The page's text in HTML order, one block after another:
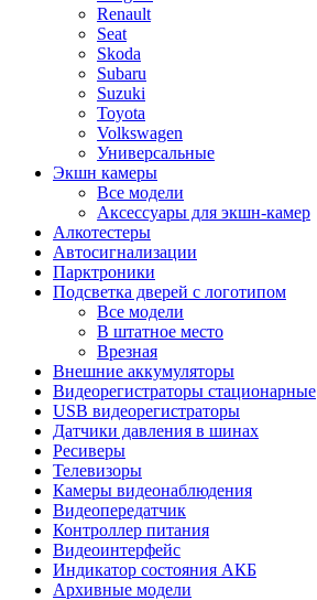
Renault
Seat
Skoda
Subaru
Suzuki
Toyota
Volkswagen
Универсальные
Экшн камеры
Все модели
Аксессуары для экшн-камер
Алкотестеры
Автосигнализации
Парктроники
Подсветка дверей с логотипом
Все модели
В штатное место
Врезная
Внешние аккумуляторы
Видеорегистраторы стационарные
USB видеорегистраторы
Датчики давления в шинах
Ресиверы
Телевизоры
Камеры видеонаблюдения
Видеопередатчик
Контроллер питания
Видеоинтерфейс
Индикатор состояния АКБ
Архивные модели